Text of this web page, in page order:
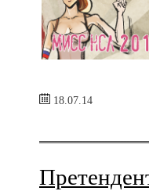
18.07.14